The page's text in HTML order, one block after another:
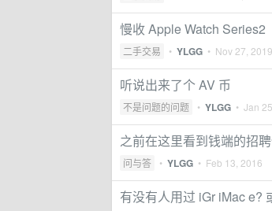
慢收 Apple Watch Series2
二手交易 • YLGG • Nov 27, 2019
听说出来了个 AV 币
不是问题的问题 • YLGG • Jan
之前在这里看到钱端的招
问与答 • YLGG • Feb 13, 2016
有没有人用过 iGr iMac e?